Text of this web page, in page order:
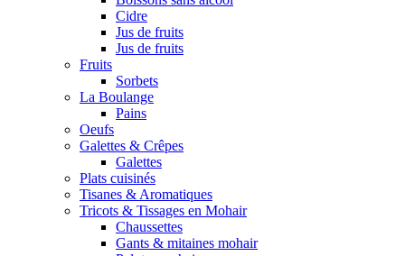
Cidre
Jus de fruits
Jus de fruits
Fruits
Sorbets
La Boulange
Pains
Oeufs
Galettes & Crêpes
Galettes
Plats cuisinés
Tisanes & Aromatiques
Tricots & Tissages en Mohair
Chaussettes
Gants & mitaines mohair